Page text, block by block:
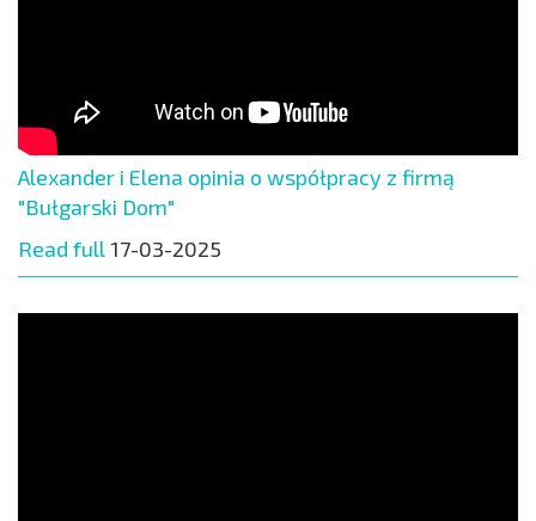
Alexander i Elena opinia o współpracy z firmą
"Bułgarski Dom"
Read full 17-03-2025